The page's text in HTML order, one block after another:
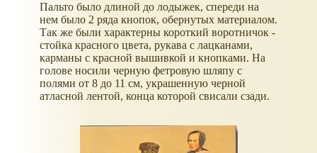
Пальто было длиной до лодыжек, спереди на
нем было 2 ряда кнопок, обернутых материалом.
Так же были характерны короткий воротничок -
стойка красного цвета, рукава с лацканами,
карманы с красной вышивкой и кнопками. На
голове носили черную фетровую шляпу с
полями от 8 до 11 см, украшенную черной
атласной лентой, конца которой свисали сзади.